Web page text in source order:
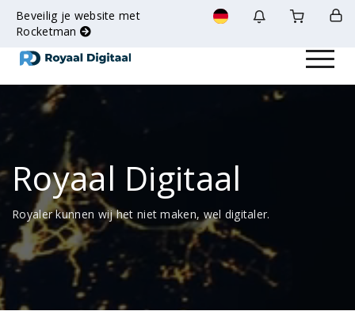
Beveilig je website met
Rocketman
Toggle
Royaal Digitaal
Royaler kunnen wij het niet maken, wel digitaler.